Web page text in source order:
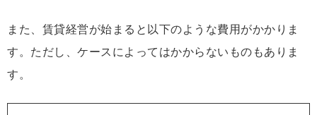
また、賃貸経営が始まると以下のような費用がかかりま
す。ただし、ケースによってはかからないものもありま
す。